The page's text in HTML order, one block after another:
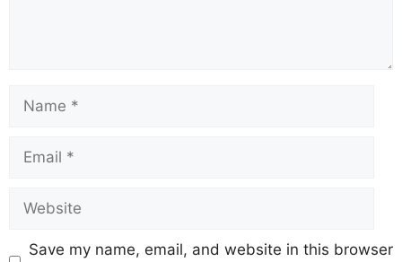
Save my name, email, and website in this browser